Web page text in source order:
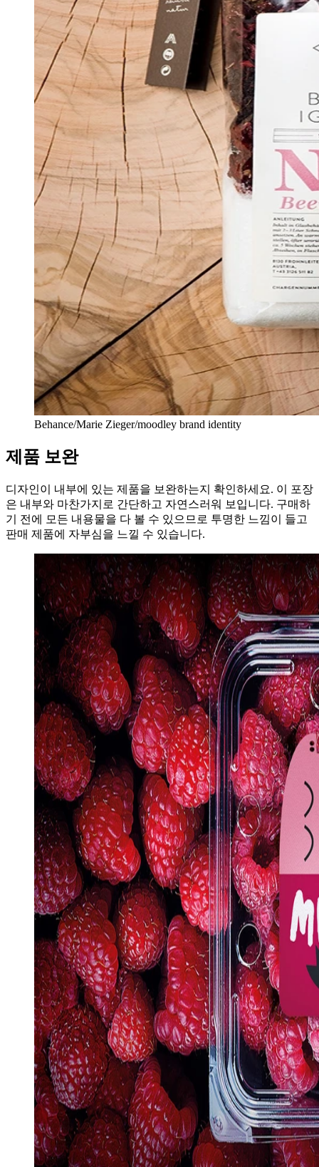
Behance/Marie Zieger/moodley brand identity
제품 보완
디자인이 내부에 있는 제품을 보완하는지 확인하세요. 이 포장
은 내부와 마찬가지로 간단하고 자연스러워 보입니다. 구매하
기 전에 모든 내용물을 다 볼 수 있으므로 투명한 느낌이 들고
판매 제품에 자부심을 느낄 수 있습니다.